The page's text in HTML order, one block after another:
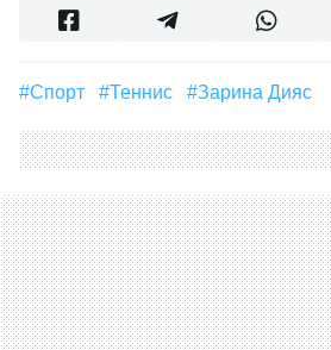
#Спорт #теннис #Зарина Дияс